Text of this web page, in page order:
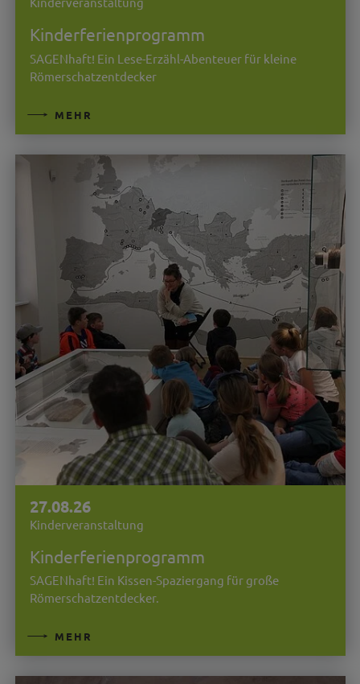
Kinderferienprogramm
SAGENhaft! Ein Lese-Erzähl-Abenteuer für kleine
Römerschatzentdecker
MEHR
27.08.26
Kinderveranstaltung
Kinderferienprogramm
SAGENhaft! Ein Kissen-Spaziergang für große
Römerschatzentdecker.
MEHR